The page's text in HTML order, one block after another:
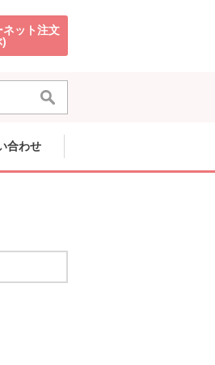
ネット注文
)のウィンドウで開きます。
合わせ